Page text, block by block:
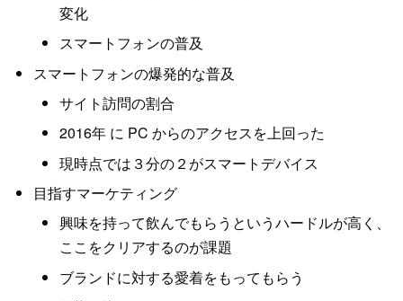
変化
スマートフォンの普及
スマートフォンの爆発的な普及
サイト訪問の割合
2016年 に PC からのアクセスを上回った
現時点では３分の２がスマートデバイス
目指すマーケティング
興味を持って飲んでもらうというハードルが高く、
ここをクリアするのが課題
ブランドに対する愛着をもってもらう